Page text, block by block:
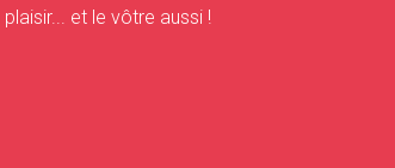
et le vôtre aussi !